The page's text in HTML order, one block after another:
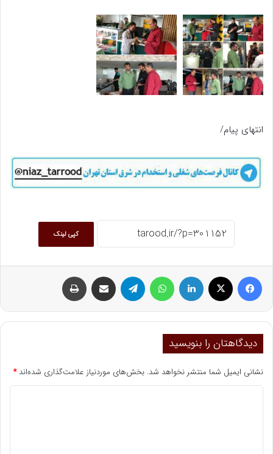
انتهای پیام/
کپی لینک
ایکس
دیدگاهتان را بنویسید
نشانی ایمیل شما منتشر نخواهد شد. بخش‌های موردنیاز علامت‌گذاری شده‌اند*